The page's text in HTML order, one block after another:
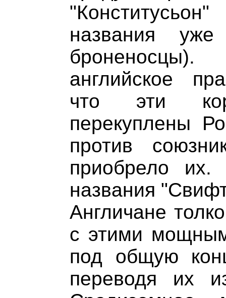
названия уже
английское
что эти
перекуплены
против
приобрело их.
названия
Англичане
с этими
под общую
переводя их